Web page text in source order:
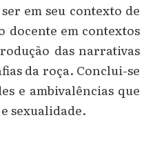
em seu contexto de
docente em contextos
das narrativas
da roça. Conclui-se
e ambivalências que
sexualidade.